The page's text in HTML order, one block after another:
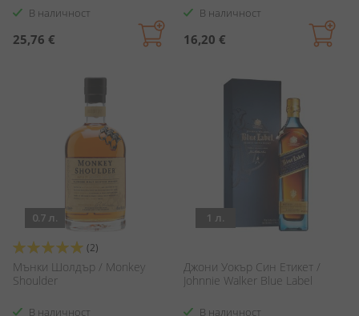
В наличност
25,76 €
В наличност
16,20 €
0.7 л.
Оценка:
100%
(2)
Мънки Шолдър / Monkey
Shoulder
В наличност
1 л.
Джони Уокър Син Етикет /
Johnnie Walker Blue Label
В наличност